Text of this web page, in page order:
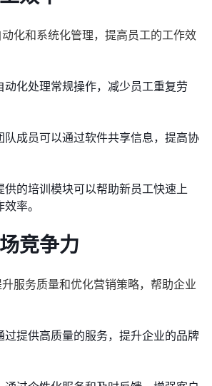
化和系统化管理，提高员工的工作效
动化处理常规操作，减少员工重复劳
队成员可以通过软件共享信息，提高协
供的培训模块可以帮助新员工快速上
率。
竞争力
服务质量和优化营销策略，帮助企业
过提供高质量的服务，提升企业的品牌